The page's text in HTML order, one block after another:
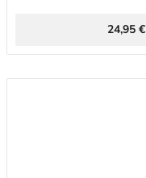
24,95 €